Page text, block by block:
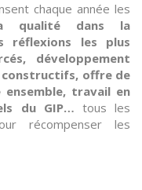
chaque année les
qualité dans la
réflexions les plus
développement
constructifs, offre de
travail en
du GIP… tous les
récompenser les